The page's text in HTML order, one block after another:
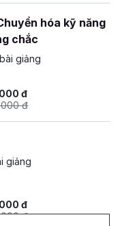
hóa kỹ năng
chắc
giảng
đ
đ
giảng
đ
đ